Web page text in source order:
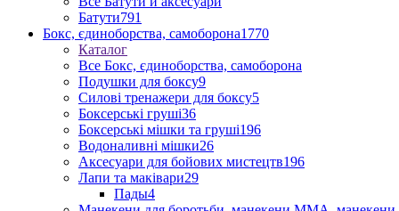
Батути791
Бокс, єдиноборства, самоборона1770
Каталог
Все Бокс, єдиноборства, самоборона
Подушки для боксу9
Силові тренажери для боксу5
Боксерські груші36
Боксерські мішки та груші196
Водоналивні мішки26
Аксесуари для бойових мистецтв196
Лапи та маківари29
Пады4